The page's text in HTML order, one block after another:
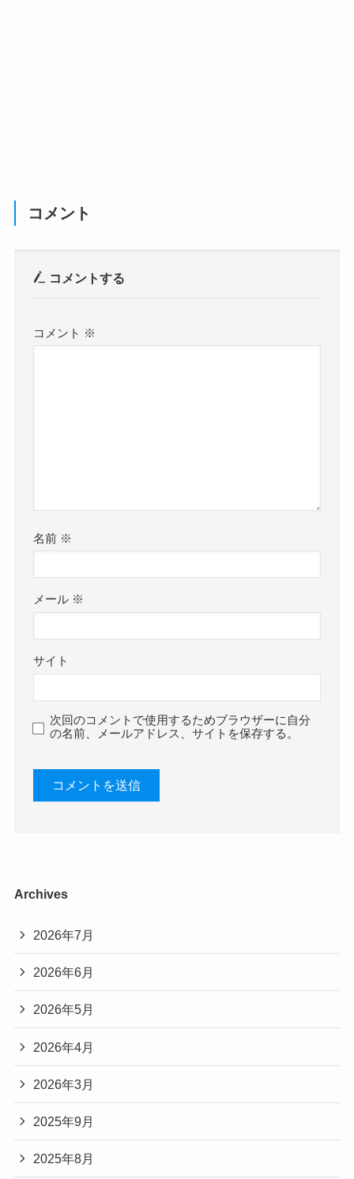
コメント
コメントする
コメント ※
名前 ※
メール ※
サイト
次回のコメントで使用するためブラウザーに自分
の名前、メールアドレス、サイトを保存する。
Archives
2026年7月
2026年6月
2026年5月
2026年4月
2026年3月
2025年9月
2025年8月